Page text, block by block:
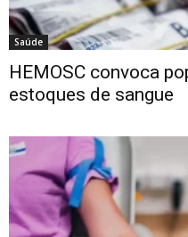
Saúde
HEMOSC convoca
estoques de sangue